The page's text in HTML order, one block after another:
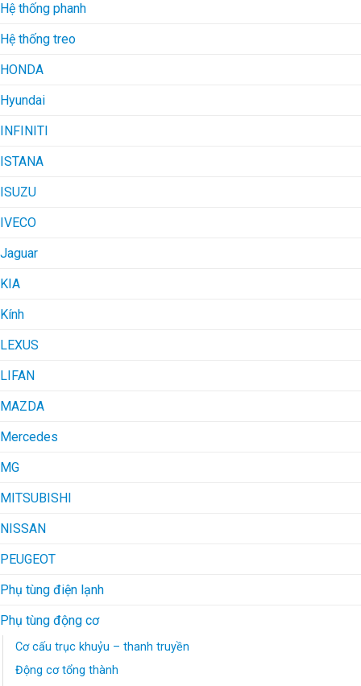
Hệ thống phanh
Hệ thống treo
HONDA
Hyundai
INFINITI
ISTANA
ISUZU
IVECO
Jaguar
KIA
Kính
LEXUS
LIFAN
MAZDA
Mercedes
MG
MITSUBISHI
NISSAN
PEUGEOT
Phụ tùng điện lạnh
Phụ tùng động cơ
Cơ cấu trục khuỷu – thanh truyền
Động cơ tổng thành